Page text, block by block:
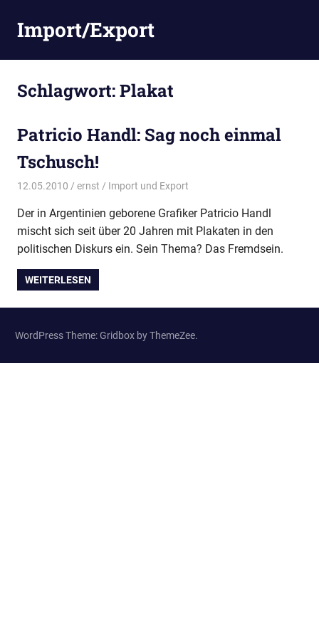
InhaltImport/Export
Schlagwort:Plakat
Patricio Handl: Sag noch einmal
Tschusch!
12.05.2010 ernst Import und Export
Der in Argentinien geborene Grafiker Patricio Handl
mischt sich seit über 20 Jahren mit Plakaten in den
politischen Diskurs ein. Sein Thema? Das Fremdsein.
WEITERLESEN
WordPress Theme: Gridbox by ThemeZee.